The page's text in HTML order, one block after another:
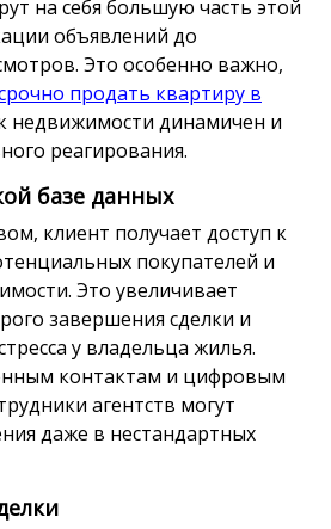
на себя большую часть этой
объявлений до
Это особенно важно,
продать квартиру в
недвижимости динамичен и
реагирования.
базе данных
клиент получает доступ к
покупателей и
Это увеличивает
завершения сделки и
у владельца жилья.
контактам и цифровым
агентств могут
даже в нестандартных